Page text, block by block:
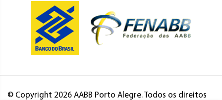
© Copyright 2026 AABB Porto Alegre. Todos os direitos